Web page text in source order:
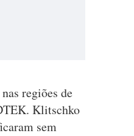
regiões de
Klitschko
sem